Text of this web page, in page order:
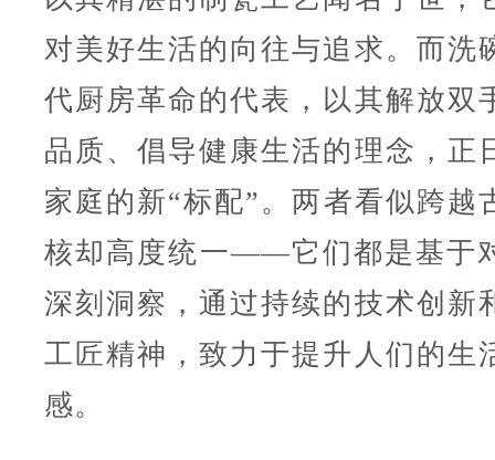
对美好生活的向往与追求。而洗
代厨房革命的代表，以其解放双
品质、倡导健康生活的理念，正
家庭的新“标配”。两者看似跨越
核却高度统一——它们都是基于
深刻洞察，通过持续的技术创新
工匠精神，致力于提升人们的生
感。